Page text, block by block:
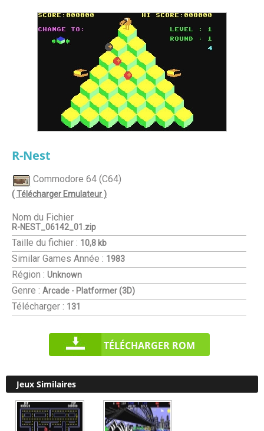
R-Nest
Commodore 64 (C64)
( Télécharger Emulateur )
Nom du Fichier
R-NEST_06142_01.zip
Taille du fichier : 10,8 kb
Similar Games Année : 1983
Région : Unknown
Genre : Arcade - Platformer (3D)
Télécharger : 131
TÉLÉCHARGER ROM
Jeux Similaires